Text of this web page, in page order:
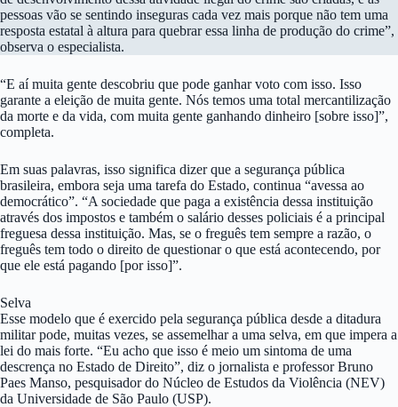
pessoas vão se sentindo inseguras cada vez mais porque não tem uma
resposta estatal à altura para quebrar essa linha de produção do crime”,
observa o especialista.
“E aí muita gente descobriu que pode ganhar voto com isso. Isso
garante a eleição de muita gente. Nós temos uma total mercantilização
da morte e da vida, com muita gente ganhando dinheiro [sobre isso]”,
completa.
Em suas palavras, isso significa dizer que a segurança pública
brasileira, embora seja uma tarefa do Estado, continua “avessa ao
democrático”. “A sociedade que paga a existência dessa instituição
através dos impostos e também o salário desses policiais é a principal
freguesa dessa instituição. Mas, se o freguês tem sempre a razão, o
freguês tem todo o direito de questionar o que está acontecendo, por
que ele está pagando [por isso]”.
Selva
Esse modelo que é exercido pela segurança pública desde a ditadura
militar pode, muitas vezes, se assemelhar a uma selva, em que impera a
lei do mais forte. “Eu acho que isso é meio um sintoma de uma
descrença no Estado de Direito”, diz o jornalista e professor Bruno
Paes Manso, pesquisador do Núcleo de Estudos da Violência (NEV)
da Universidade de São Paulo (USP).